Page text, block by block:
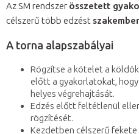
Az SM rendszer összetett
célszerű több edzést
A torna alapszabályai
Rögzítse a kötelet a
előtt a gyakorlatokat,
helyes végrehajtását.
Edzés előtt feltétlenül
rögzítését.
Kezdetben célszerű